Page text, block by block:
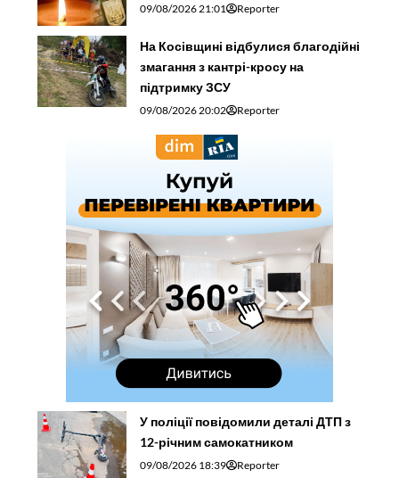
09/08/2026 21:01 Reporter
На Косівщині відбулися благодійні
змагання з кантрі-кросу на
підтримку ЗСУ
09/08/2026 20:02 Reporter
У поліції повідомили деталі ДТП з
12-річним самокатником
09/08/2026 18:39 Reporter